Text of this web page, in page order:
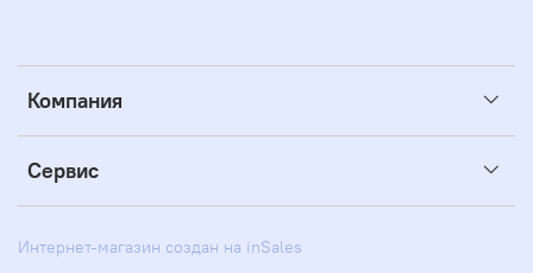
Компания
Сервис
Интернет-магазин создан на inSales